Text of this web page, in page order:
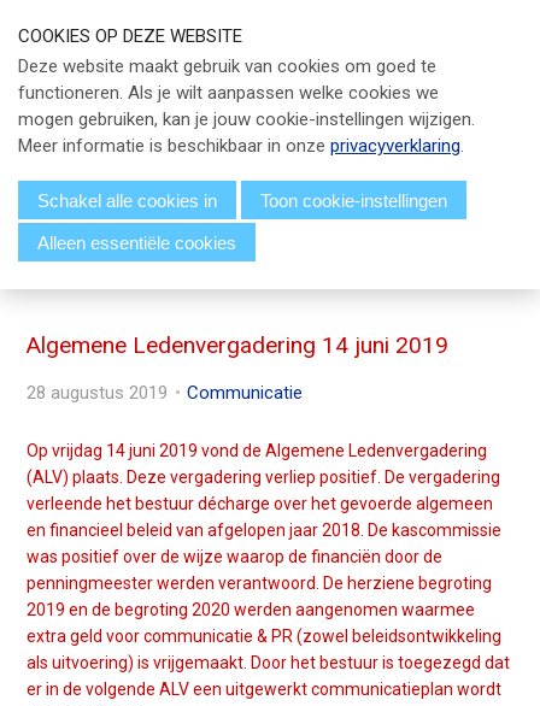
p
t
o
n
a
v
i
g
a
Our Phone Number:
033 - 247 34 66 Our Email Address:
info@eicpc.nl
Menu
Algemene Ledenvergadering 14 juni 2019
28 augustus 2019 Communicatie
Op vrijdag 14 juni 2019 vond de Algemene Ledenvergadering
(ALV) plaats. Deze vergadering verliep positief. De vergadering
verleende het bestuur décharge over het gevoerde algemeen
en financieel beleid van afgelopen jaar 2018. De kascommissie
was positief over de wijze waarop de financiën door de
penningmeester werden verantwoord. De herziene begroting
2019 en de begroting 2020 werden aangenomen waarmee
extra geld voor communicatie & PR (zowel beleidsontwikkeling
als uitvoering) is vrijgemaakt. Door het bestuur is toegezegd dat
er in de volgende ALV een uitgewerkt communicatieplan wordt
Actueel
Public Controlling
Permanente Educatie
TPC Online
Voor Leden
Over EICPC
Inloggen
Contact
Zoek
COOKIES OP DEZE WEBSITE
Deze website maakt gebruik van cookies om goed te
functioneren. Als je wilt aanpassen welke cookies we
mogen gebruiken, kan je jouw cookie-instellingen wijzigen.
Meer informatie is beschikbaar in onze privacyverklaring.
Schakel alle cookies in Toon cookie-instellingen
Alleen essentiële cookies